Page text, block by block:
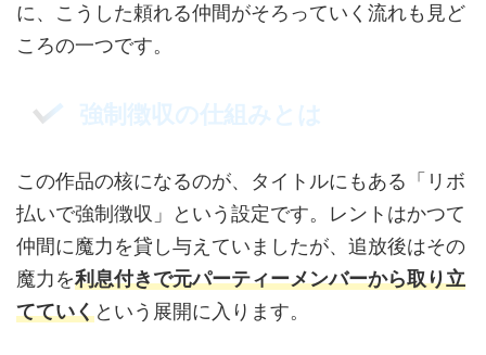
に、こうした頼れる仲間がそろっていく流れも見ど
ころの一つです。
強制徴収の仕組みとは
この作品の核になるのが、タイトルにもある「リボ
払いで強制徴収」という設定です。レントはかつて
仲間に魔力を貸し与えていましたが、追放後はその
魔力を利息付きで元パーティーメンバーから取り立
てていくという展開に入ります。